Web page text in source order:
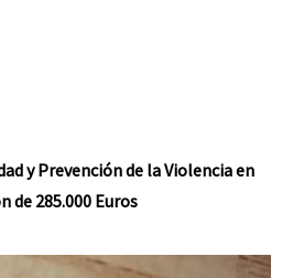
y Prevención de la Violencia en
de 285.000 Euros